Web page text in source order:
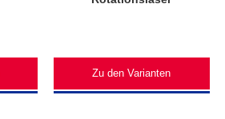
Zu den Varianten